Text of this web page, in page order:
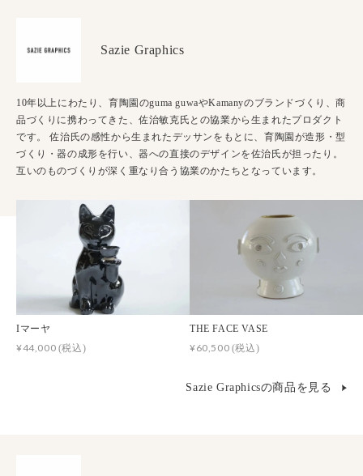
Sazie Graphics
10年以上にわたり、育陶園のguma guwaやKamanyのブランドづくり、商
品づくりに携わってきた、佐治敏克氏との協業から生まれたプロダクト
です。 佐治氏の感性から生まれたデッサンをもとに、育陶園が造形・型
づくり・器の成形を行い、器への直接のデザインを佐治氏が担ったり。
互いのものづくりが深く重なり合う協業のかたちとなっています。
Iマーヤ
¥44,000 (税込)
THE FACE VASE
¥60,500 (税込)
Sazie Graphicsの商品を見る